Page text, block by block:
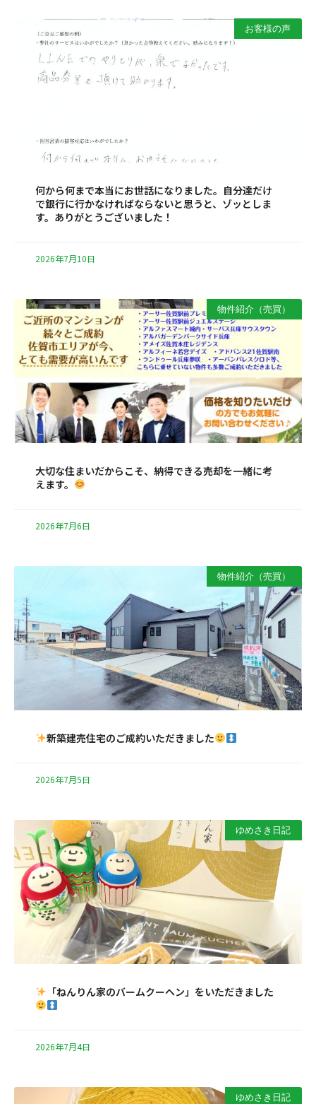
お客様の声
何から何まで本当にお世話になりました。自分達だけ
で銀行に行かなければならないと思うと、ゾッとしま
す。ありがとうございました！
2026年7月10日
物件紹介（売買）
大切な住まいだからこそ、納得できる売却を一緒に考
えます。
2026年7月6日
物件紹介（売買）
新築建売住宅のご成約いただきました
2026年7月5日
ゆめさき日記
「ねんりん家のバームクーヘン」をいただきました
2026年7月4日
ゆめさき日記